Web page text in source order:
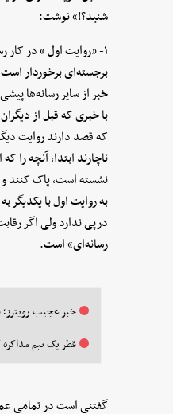
شنید؟!» نوشت:
۱- «روایت اول » در کار
برجسته‌ای برخوردار
خبر از سایر رسانه‌ها
با خبری که قبل از
که قصد دارند روایت
ناچارند ابتدا، آنچه را
نشسته است، پاک کنند
به روایت اول با
درپی ندارد ولی اگر
رسانه‌ای‌» است.
خبر عجیب
قطر یک تیم